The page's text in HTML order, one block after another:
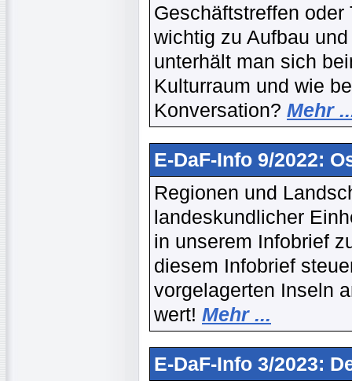
Geschäftstreffen
wichtig zu Aufbau
unterhält man sich
Kulturraum und wie
Konversation? Mehr
E-DaF-Info 9/2022:
Regionen und
landeskundlicher
in unserem Infobrief
diesem Infobrief
vorgelagerten Inseln
wert! Mehr ...
E-DaF-Info 3/2023: